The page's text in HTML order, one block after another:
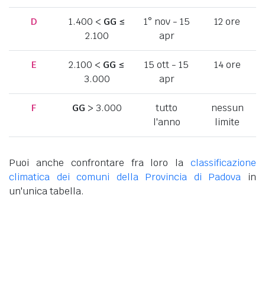
D 1.400 < GG ≤
2.100
1° nov - 15
apr
12 ore
E 2.100 < GG ≤
3.000
15 ott - 15
apr
14 ore
F GG > 3.000
tutto
l'anno
nessun
limite
Puoi anche confrontare fra loro la classificazione
climatica dei comuni della Provincia di Padova in
un'unica tabella.